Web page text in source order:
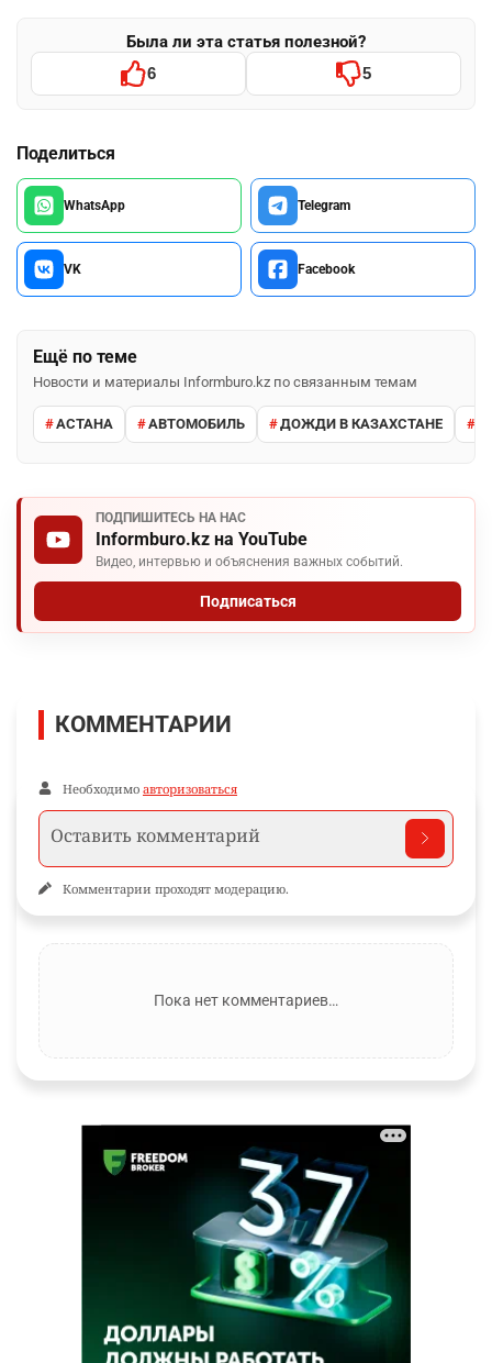
Была ли эта статья полезной?
6 5
Поделиться
WhatsApp Telegram
VK Facebook
Ещё по теме
Новости и материалы Informburo.kz по связанным темам
АСТАНА АВТОМОБИЛЬ ДОЖДИ В КАЗАХСТАНЕ
ПОДПИШИТЕСЬ НА НАС
Informburo.kz на YouTube
Видео, интервью и объяснения важных событий.
Подписаться
КОММЕНТАРИИ
Необходимо авторизоваться
Комментарии проходят модерацию.
Пока нет комментариев…